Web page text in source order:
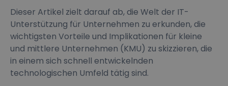
Dieser Artikel zielt darauf ab, die Welt der IT-
Unterstützung für Unternehmen zu erkunden, die
wichtigsten Vorteile und Implikationen für kleine
und mittlere Unternehmen (KMU) zu skizzieren, die
in einem sich schnell entwickelnden
technologischen Umfeld tätig sind.